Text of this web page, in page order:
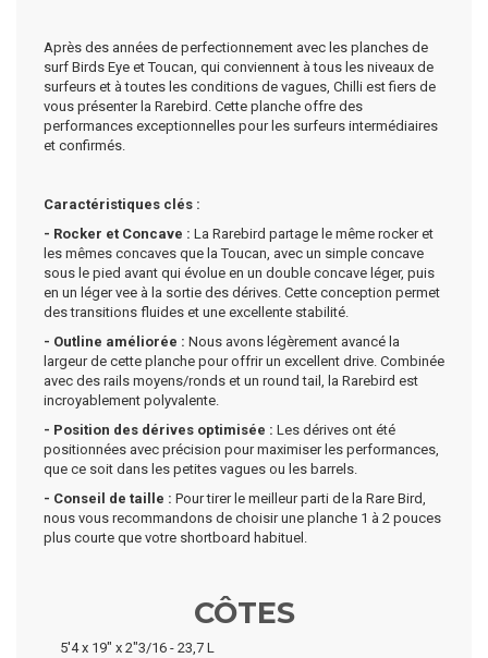
Après des années de perfectionnement avec les planches de
surf Birds Eye et Toucan, qui conviennent à tous les niveaux de
surfeurs et à toutes les conditions de vagues, Chilli est fiers de
vous présenter la Rarebird. Cette planche offre des
performances exceptionnelles pour les surfeurs intermédiaires
et confirmés.
Caractéristiques clés :
- Rocker et Concave : La Rarebird partage le même rocker et
les mêmes concaves que la Toucan, avec un simple concave
sous le pied avant qui évolue en un double concave léger, puis
en un léger vee à la sortie des dérives. Cette conception permet
des transitions fluides et une excellente stabilité.
- Outline améliorée : Nous avons légèrement avancé la
largeur de cette planche pour offrir un excellent drive. Combinée
avec des rails moyens/ronds et un round tail, la Rarebird est
incroyablement polyvalente.
- Position des dérives optimisée : Les dérives ont été
positionnées avec précision pour maximiser les performances,
que ce soit dans les petites vagues ou les barrels.
- Conseil de taille : Pour tirer le meilleur parti de la Rare Bird,
nous vous recommandons de choisir une planche 1 à 2 pouces
plus courte que votre shortboard habituel.
CÔTES
5'4 x 19" x 2"3/16 - 23,7 L